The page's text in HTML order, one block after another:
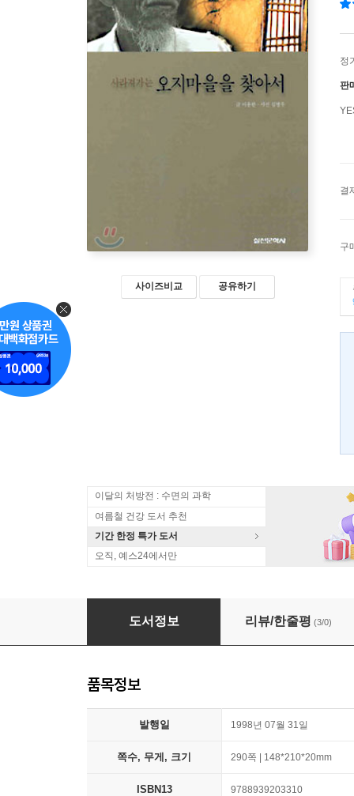
사이즈비교 공유하기
정
판
결
구
이달의 처방전 : 수면의 과학
여름철 건강 도서 추천
기간 한정 특가 도서
오직, 예스24에서만
오지마을을 찾아서
도서정보 리뷰/한줄평 (3/0)
품목정보
발행일 1998년 07월 31일
쪽수, 무게, 크기 290쪽 | 148*210*20mm
ISBN13 9788939203310